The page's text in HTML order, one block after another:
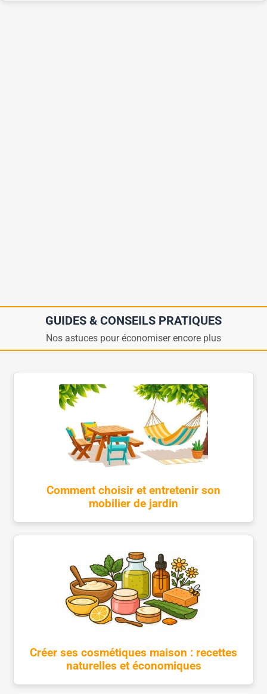
GUIDES & CONSEILS PRATIQUES
Nos astuces pour économiser encore plus
Comment choisir et entretenir son
mobilier de jardin
Créer ses cosmétiques maison : recettes
naturelles et économiques